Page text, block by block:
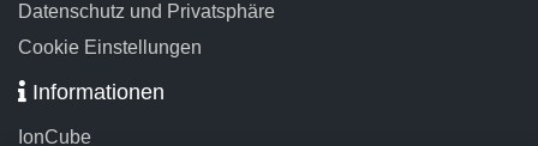
Datenschutz und Privatsphäre
Cookie Einstellungen
Informationen
IonCube